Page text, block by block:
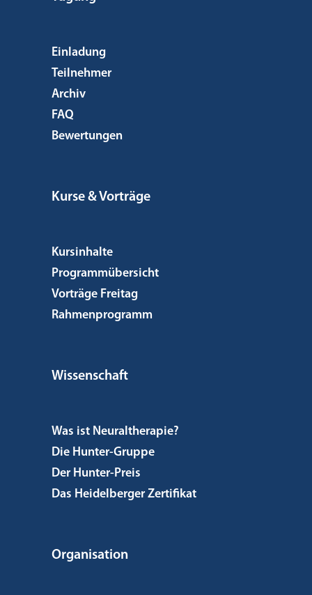
Einladung
Teilnehmer
Archiv
FAQ
Bewertungen
Kurse & Vorträge
Kursinhalte
Programmübersicht
Vorträge Freitag
Rahmenprogramm
Wissenschaft
Was ist Neuraltherapie?
Die Hunter-Gruppe
Der Hunter-Preis
Das Heidelberger Zertifikat
Organisation